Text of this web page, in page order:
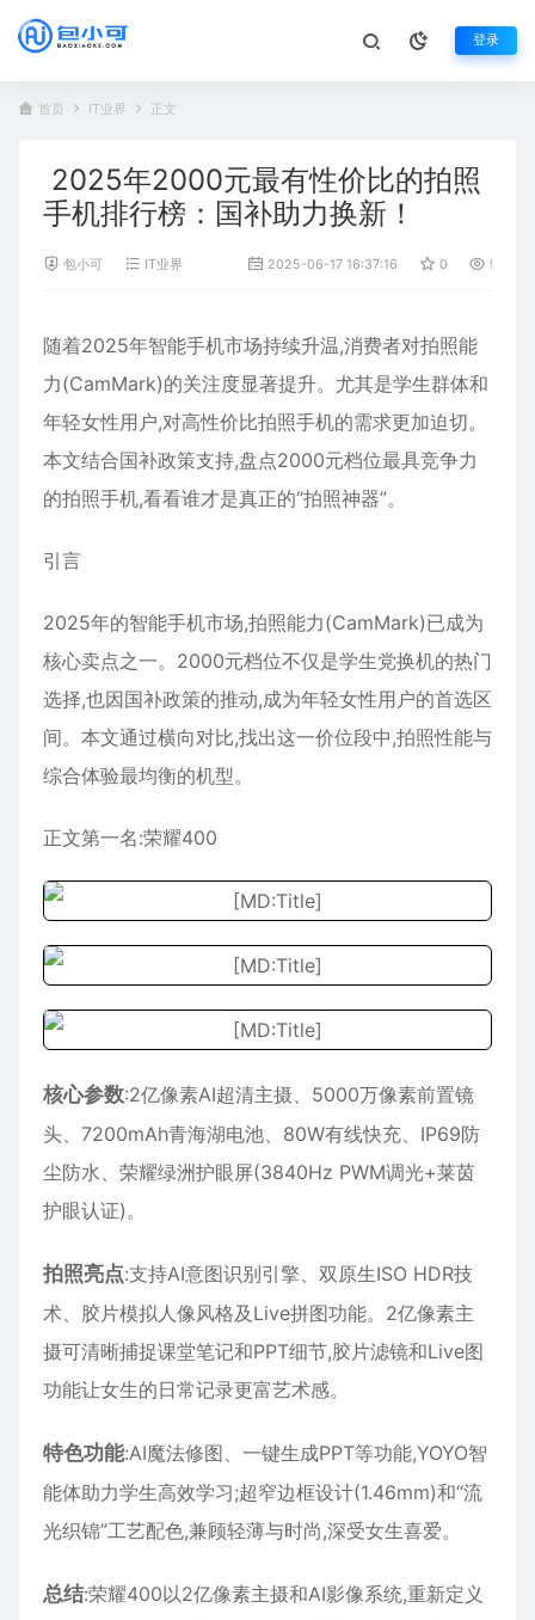
登录
首页 IT业界 正文
2025年2000元最有性价比的拍照
手机排行榜：国补助力换新！
包小可 IT业界 2025-06-17 16:37:16 0 995
随着2025年智能手机市场持续升温,消费者对拍照能
力(CamMark)的关注度显著提升。尤其是学生群体和
年轻女性用户,对高性价比拍照手机的需求更加迫切。
本文结合国补政策支持,盘点2000元档位最具竞争力
的拍照手机,看看谁才是真正的“拍照神器”。
引言
2025年的智能手机市场,拍照能力(CamMark)已成为
核心卖点之一。2000元档位不仅是学生党换机的热门
选择,也因国补政策的推动,成为年轻女性用户的首选区
间。本文通过横向对比,找出这一价位段中,拍照性能与
综合体验最均衡的机型。
正文第一名:荣耀400
核心参数:2亿像素AI超清主摄、5000万像素前置镜
头、7200mAh青海湖电池、80W有线快充、IP69防
尘防水、荣耀绿洲护眼屏(3840Hz PWM调光+莱茵
护眼认证)。
拍照亮点:支持AI意图识别引擎、双原生ISO HDR技
术、胶片模拟人像风格及Live拼图功能。2亿像素主
摄可清晰捕捉课堂笔记和PPT细节,胶片滤镜和Live图
功能让女生的日常记录更富艺术感。
特色功能:AI魔法修图、一键生成PPT等功能,YOYO智
能体助力学生高效学习;超窄边框设计(1.46mm)和“流
光织锦”工艺配色,兼顾轻薄与时尚,深受女生喜爱。
总结:荣耀400以2亿像素主摄和AI影像系统,重新定义